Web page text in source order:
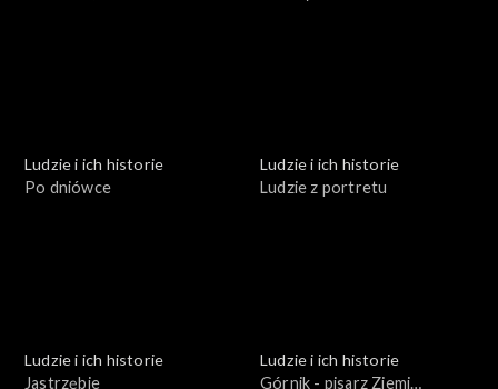
Ludzie i ich historie
Po dniówce
Ludzie i ich historie
Ludzie z portretu
Ludzie i ich historie
Jastrzębie
Ludzie i ich historie
Górnik - pisarz Ziemi